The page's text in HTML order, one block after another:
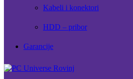
Kabeli i konektori
HDD – pribor
Garancije